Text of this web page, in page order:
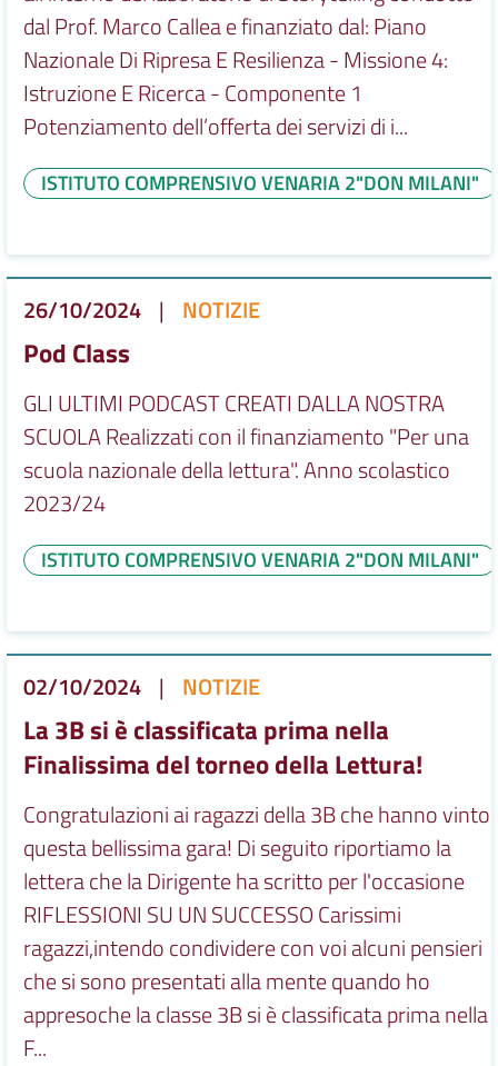
dal Prof. Marco Callea e finanziato dal: Piano
Nazionale Di Ripresa E Resilienza - Missione 4:
Istruzione E Ricerca - Componente 1
Potenziamento dell’offerta dei servizi di i...
ISTITUTO COMPRENSIVO VENARIA 2"DON MILANI"
26/10/2024 | NOTIZIE
Pod Class
GLI ULTIMI PODCAST CREATI DALLA NOSTRA
SCUOLA Realizzati con il finanziamento "Per una
scuola nazionale della lettura". Anno scolastico
2023/24
ISTITUTO COMPRENSIVO VENARIA 2"DON MILANI"
02/10/2024 | NOTIZIE
La 3B si è classificata prima nella
Finalissima del torneo della Lettura!
Congratulazioni ai ragazzi della 3B che hanno vinto
questa bellissima gara! Di seguito riportiamo la
lettera che la Dirigente ha scritto per l'occasione
RIFLESSIONI SU UN SUCCESSO Carissimi
ragazzi,intendo condividere con voi alcuni pensieri
che si sono presentati alla mente quando ho
appresoche la classe 3B si è classificata prima nella
F...